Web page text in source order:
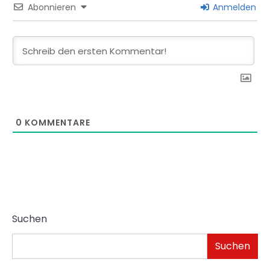
Abonnieren Anmelden
0 KOMMENTARE
Suchen
Suchen